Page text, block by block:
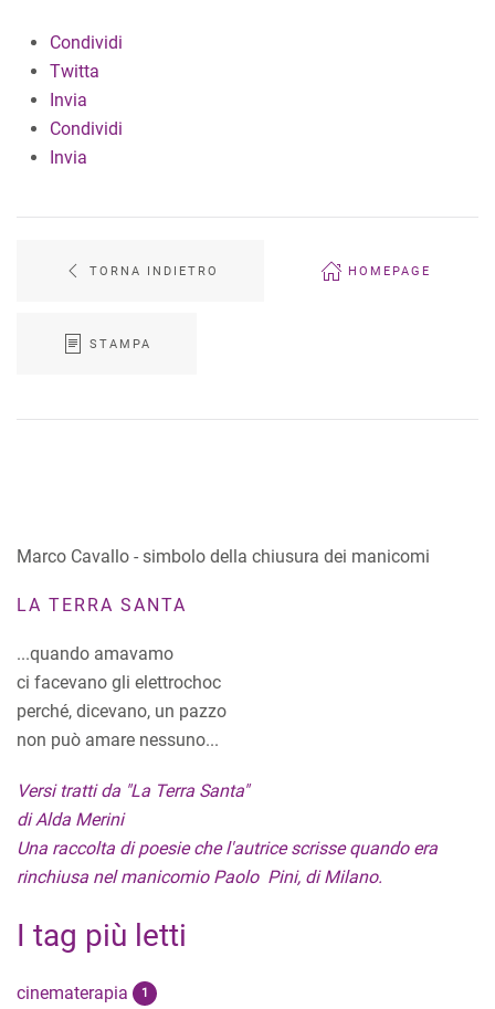
Condividi
Twitta
Invia
Condividi
Invia
TORNA INDIETRO HOMEPAGE
STAMPA
Marco Cavallo - simbolo della chiusura dei manicomi
LA TERRA SANTA
...quando amavamo
ci facevano gli elettrochoc
perché, dicevano, un pazzo
non può amare nessuno...
Versi tratti da "La Terra Santa"
di Alda Merini
Una raccolta di poesie che l'autrice scrisse quando era
rinchiusa nel manicomio Paolo Pini, di Milano.
I tag più letti
cinematerapia 1